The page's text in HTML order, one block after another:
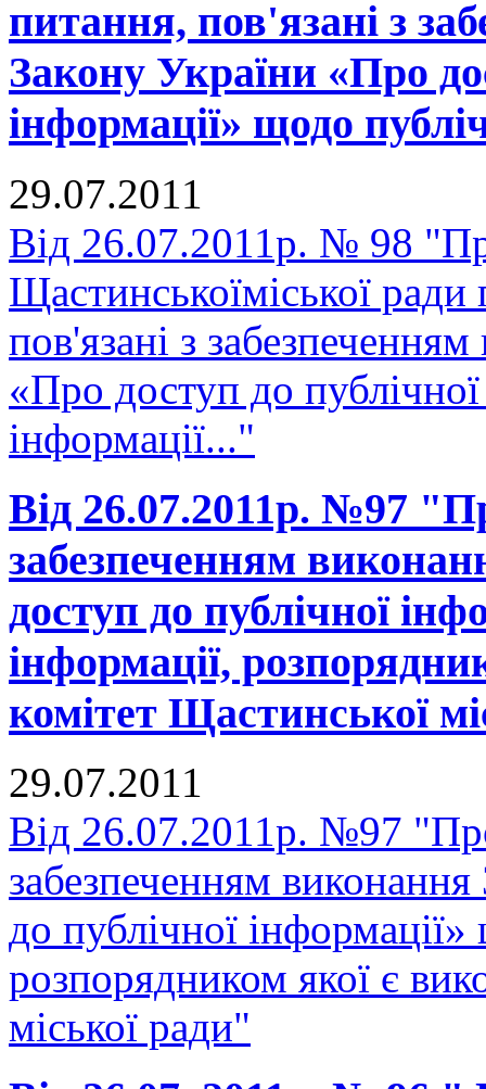
питання, пов'язані з
Закону України «Про
інформації» щодо
29.07.2011
Від 26.07.2011р. № 98
Щастинськоїміської
пов'язані з
«Про доступ до
інформації..."
Від 26.07.2011р. №97
забезпеченням
доступ до публічної
інформації,
комітет Щастинської
29.07.2011
Від 26.07.2011р. №97
забезпеченням
до публічної
розпорядником якої є
міської ради"